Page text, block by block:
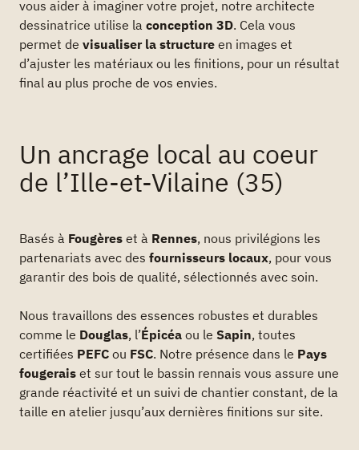
vous aider à imaginer votre projet, notre architecte
dessinatrice utilise la conception 3D. Cela vous
permet de visualiser la structureen images et
d’ajuster les matériaux ou les finitions, pour un résultat
final au plus proche de vos envies.
Un ancrage local au coeur
de l’Ille-et-Vilaine (35)
Basés à Fougèreset à Rennes, nous privilégions les
partenariats avec des fournisseurs locaux, pour vous
garantir des bois de qualité, sélectionnés avec soin.
Nous travaillons des essences robustes et durables
comme le Douglas, l’Épicéaou le Sapin, toutes
certifiées PEFCou FSC. Notre présence dans le Pays
fougeraiset sur tout le bassin rennais vous assure une
grande réactivité et un suivi de chantier constant, de la
taille en atelier jusqu’aux dernières finitions sur site.